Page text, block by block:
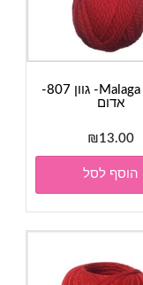
מלגה- Malaga- גוון 807-
אדום
₪13.00
הוסף לסל